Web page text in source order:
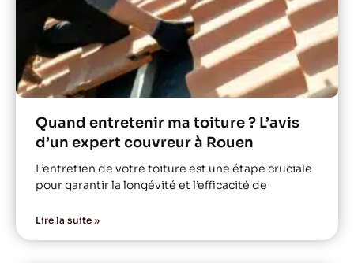
Quand entretenir ma toiture ? L’avis
d’un expert couvreur à Rouen
L’entretien de votre toiture est une étape cruciale
pour garantir la longévité et l’efficacité de
Lire la suite »